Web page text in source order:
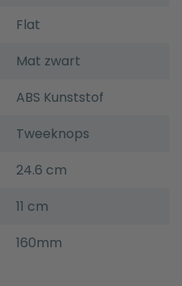
Flat
Mat zwart
ABS Kunststof
Tweeknops
24.6 cm
11 cm
160mm